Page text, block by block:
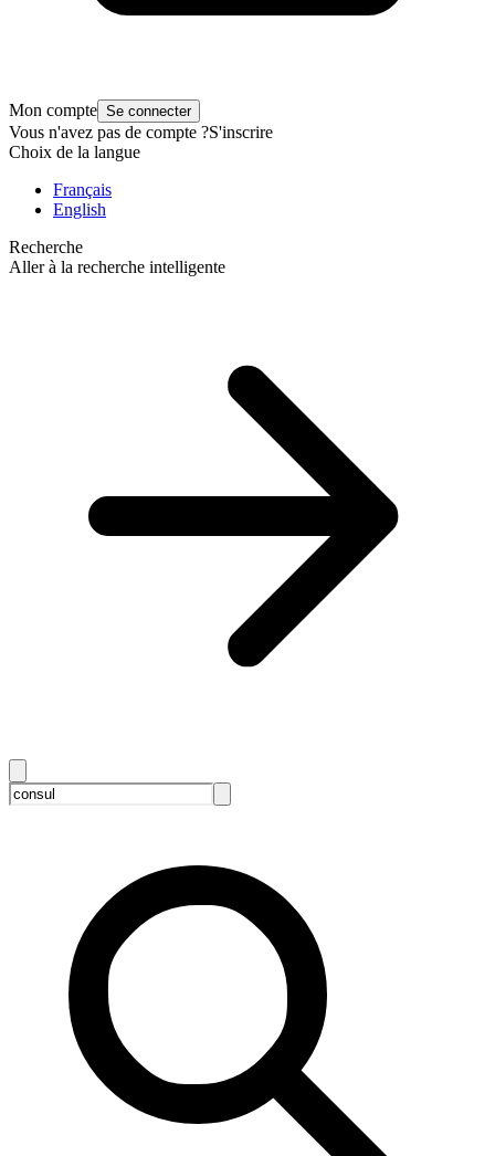
Mon compte Se connecter
Vous n'avez pas de compte ?S'inscrire
Choix de la langue
Français
English
Recherche
Aller à la recherche intelligente